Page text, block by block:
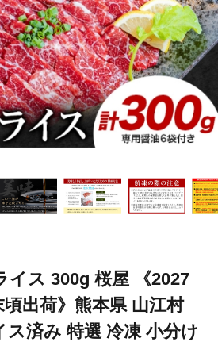
イス 300g 桜屋 《2027
出荷》熊本県 山江村
済み 特選 冷凍 小分け